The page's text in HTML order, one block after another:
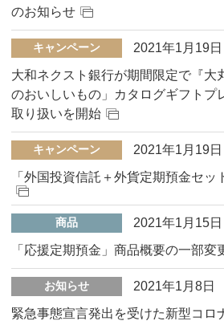
のお知らせ
キャンペーン
2021年1月19日
大和ネクスト銀行が期間限定で『大
のおいしいもの」カタログギフトプ
取り扱いを開始
キャンペーン
2021年1月19日
「外国投資信託＋外貨定期預金セ
商品
2021年1月15日
「応援定期預金」商品概要の一部変
お知らせ
2021年1月8日
緊急事態宣言発出を受けた新型コロ